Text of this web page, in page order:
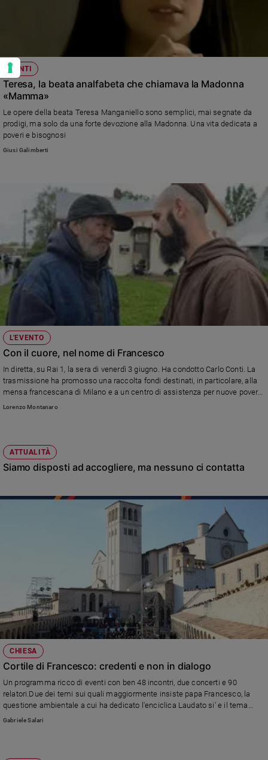
SANTI
Teresa, la beata analfabeta che chiamava la Madonna
«Mamma»
Le opere della beata Teresa Manganiello sono semplici, mai segnate da
prodigi, ma solo da una forte devozione alla Madonna. Una vita dedicata a
poveri e bisognosi
Giusi Galimberti
L'EVENTO
Con il cuore, nel nome di Francesco
In diretta, su Rai 1, la sera di venerdì 3 giugno. Ha condotto Carlo Conti. La
trasmissione ha promosso una raccolta fondi destinati, in particolare, alla
mensa francescana di Milano e a un centro di assistenza per nuove povertà
a Rimini. Ma il ricavato servirà anche per sostenere le popolazioni di Etiopia,
Lorenzo Montanaro
ATTUALITÀ
Siamo disposti ad accogliere, ma nessuno ci contatta
CHIESA
Cortile di Francesco: credenti e non in dialogo
Un programma ricco di eventi con ben 48 incontri, due concerti e 90
relatori.Due dei temi sui quali maggiormente insiste papa Francesco, la
questione ambientale a cui ha dedicato l'enciclica Laudato si' e il tema
dell'accoglienza dei migranti, al centro di numerose iniziative in
Gabriele Salari